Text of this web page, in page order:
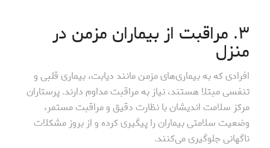
۳. مراقبت از بیماران مزمن در
منزل
افرادی که به بیماری‌های مزمن مانند دیابت، بیماری قلبی و
تنفسی مبتلا هستند، نیاز به مراقبت مداوم دارند. پرستاران
مرکز سلامت اندیشان با نظارت دقیق و مراقبت مستمر،
وضعیت سلامتی بیماران را پیگیری کرده و از بروز مشکلات
ناگهانی جلوگیری می‌کنند.